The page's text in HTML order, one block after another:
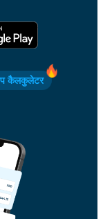
कैलकुलेटर